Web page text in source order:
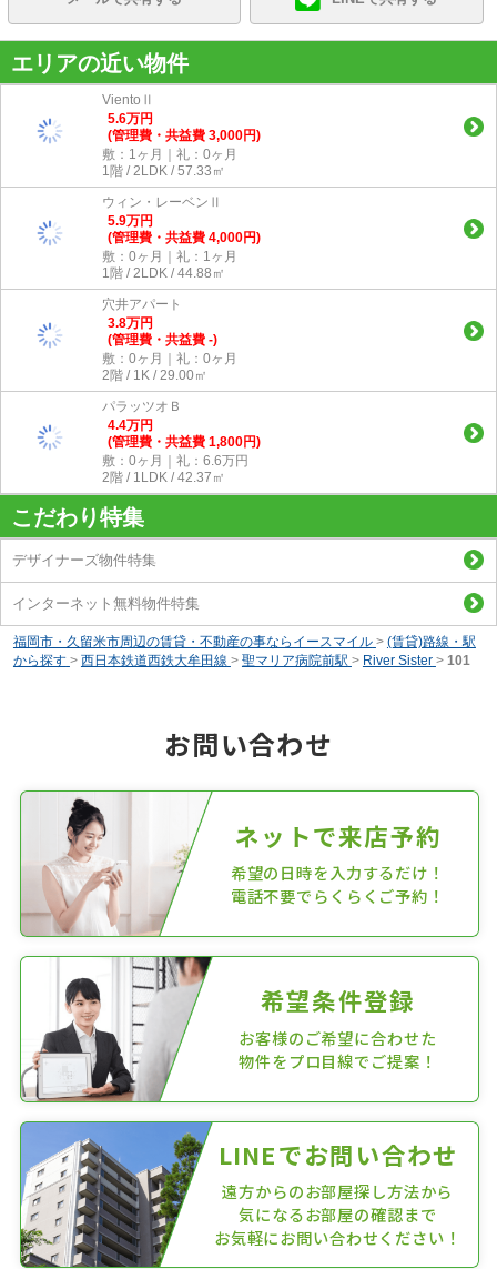
エリアの近い物件
VientoⅡ
5.6万円
(管理費・共益費 3,000円)
敷：1ヶ月｜礼：0ヶ月
1階 / 2LDK / 57.33㎡
ウィン・レーベンⅡ
5.9万円
(管理費・共益費 4,000円)
敷：0ヶ月｜礼：1ヶ月
1階 / 2LDK / 44.88㎡
穴井アパート
3.8万円
(管理費・共益費 -)
敷：0ヶ月｜礼：0ヶ月
2階 / 1K / 29.00㎡
パラッツオＢ
4.4万円
(管理費・共益費 1,800円)
敷：0ヶ月｜礼：6.6万円
2階 / 1LDK / 42.37㎡
こだわり特集
デザイナーズ物件特集
インターネット無料物件特集
福岡市・久留米市周辺の賃貸・不動産の事ならイースマイル > (賃貸)路線・駅
から探す > 西日本鉄道西鉄大牟田線 > 聖マリア病院前駅 > River Sister > 101
お問い合わせ
ネットで来店予約
希望の日時を入力するだけ！
電話不要でらくらくご予約！
希望条件登録
お客様のご希望に合わせた
物件をプロ目線でご提案！
LINEでお問い合わせ
遠方からのお部屋探し方法から
気になるお部屋の確認まで
お気軽にお問い合わせください！